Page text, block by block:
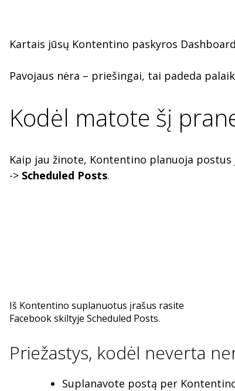
Kartais jūsų Kontentino paskyros
Pavojaus nėra – priešingai, tai padeda
Kodėl matote šį
Kaip jau žinote, Kontentino planuoja
-> Scheduled Posts.
Iš Kontentino suplanuotus įrašus rasite
Facebook skiltyje Scheduled Posts.
Priežastys, kodėl neverta
Suplanavote postą per